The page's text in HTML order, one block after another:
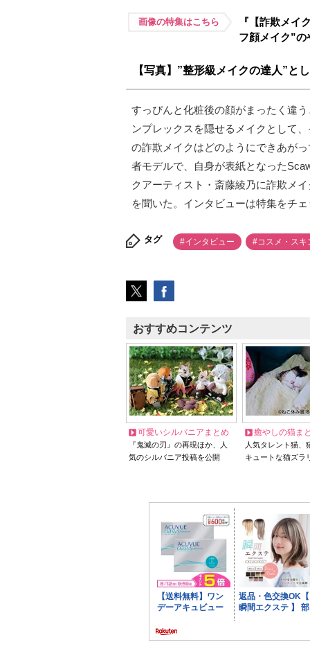
画像の特集はこちら
『【詐欺メイ
フ顔メイク”
【写真】”整形級メイクの達人”と
すっぴんと化粧後の顔がまったく違
ンプレックスを隠せるメイクとして
の詐欺メイクはどのようにできあが
者モデルで、自身が表紙となった
クアーティスト・斎藤綾乃に詐欺メ
を聞いた。インタビューは特集をチ
タグ #インタビュー #コスメ・スキ
おすすめコンテンツ
可愛いシルバニアまとめ
『鬼滅の刃』の再現ほか、人
気のシルバニア投稿を公開
癒やしの猫ま
人気タレント猫
キュートな猫ズラ